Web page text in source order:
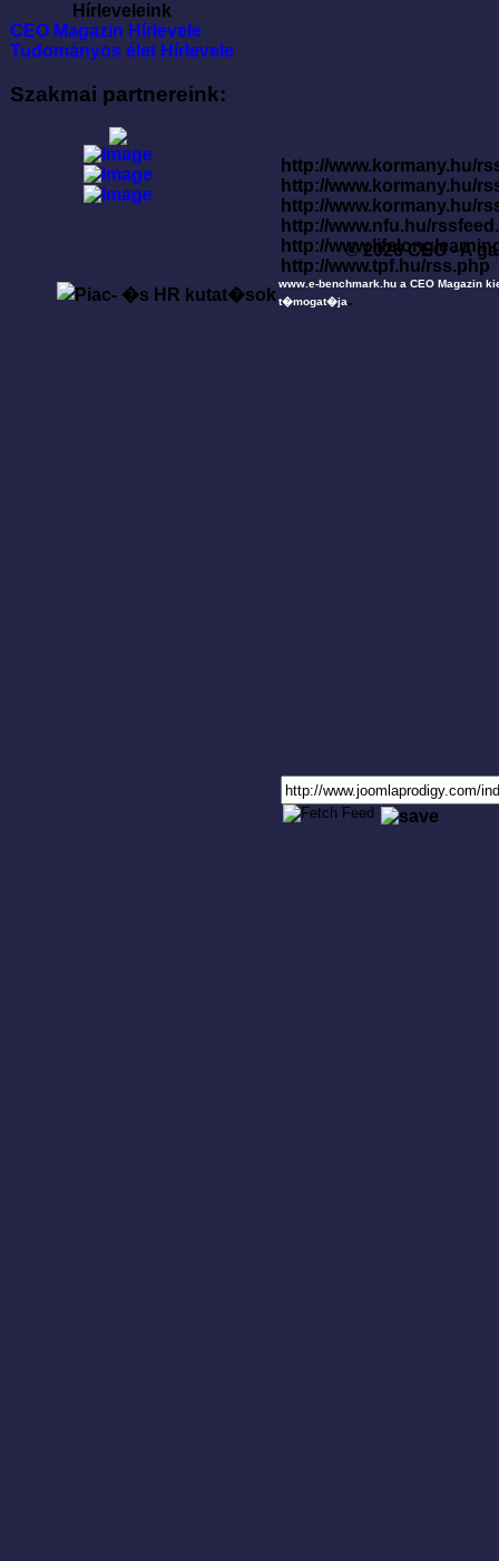
Hírleveleink
CEO Magazin Hírlevele
Tudományos élet Hírlevele
Szakmai partnereink:
http://www.kormany.hu/
http://www.kormany.hu/
http://www.kormany.hu/
http://www.nfu.hu/
http://
http://www.tpf.hu/rss.php
© 2026 CEO - A
www.e-benchmark.hu a CEO Magazin
t�mogat�ja.